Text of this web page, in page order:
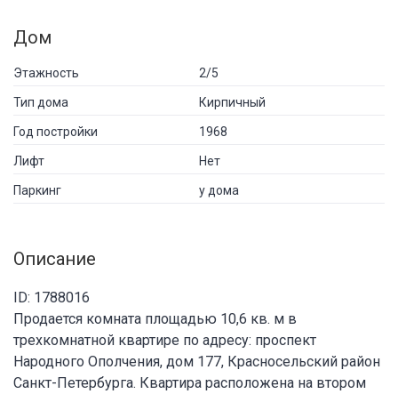
Дом
Этажность 2/5
Тип дома Кирпичный
Год постройки 1968
Лифт Нет
Паркинг у дома
Описание
ID: 1788016
Продается комната площадью 10,6 кв. м в
трехкомнатной квартире по адресу: проспект
Народного Ополчения, дом 177, Красносельский район
Санкт-Петербурга. Квартира расположена на втором